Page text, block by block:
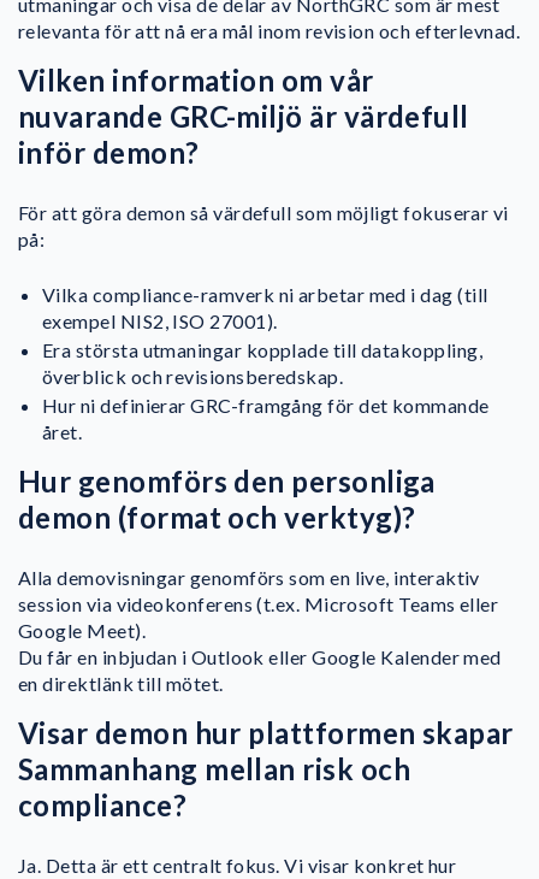
relevanta för att nå era mål inom revision och efterlevnad.
Vilken information om vår
nuvarande GRC-miljö är värdefull
inför demon?
För att göra demon så värdefull som möjligt fokuserar vi
på:
Vilka compliance-ramverk ni arbetar med i dag (till
exempel NIS2, ISO 27001).
Era största utmaningar kopplade till datakoppling,
överblick och revisionsberedskap.
Hur ni definierar GRC-framgång för det kommande
året.
Hur genomförs den personliga
demon (format och verktyg)?
Alla demovisningar genomförs som en live, interaktiv
session via videokonferens (t.ex. Microsoft Teams eller
Google Meet).
Du får en inbjudan i Outlook eller Google Kalender med
en direktlänk till mötet.
Visar demon hur plattformen skapar
Sammanhang mellan risk och
compliance?
Ja. Detta är ett centralt fokus. Vi visar konkret hur